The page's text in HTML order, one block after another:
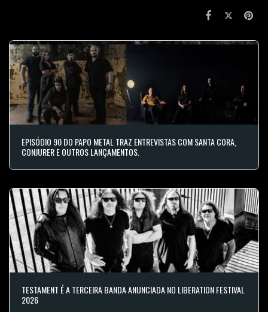
EPISÓDIO 90 DO PAPO METAL TRAZ ENTREVISTAS COM SANTA CORA,
CONJURER E OUTROS LANÇAMENTOS.
TESTAMENT É A TERCEIRA BANDA ANUNCIADA NO LIBERATION FESTIVAL
2026